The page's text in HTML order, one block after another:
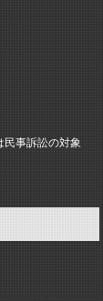
事訴訟の対象